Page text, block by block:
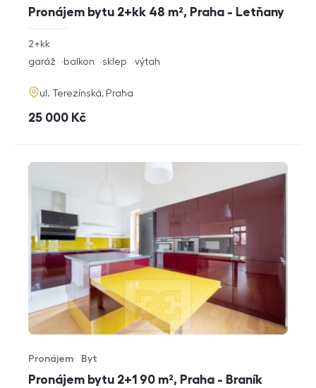
Pronájem bytu 2+kk 48 m², Praha - Letňany
rozměry
2+kk
funkce
garáž balkon sklep výtah
adresa
ul. Terezínská, Praha
cena
25 000 Kč
Pronájem bytu 2+1 90 m², Praha - Braník
Typ nabídky
Pronájem
Typ nemovitosti
Byt